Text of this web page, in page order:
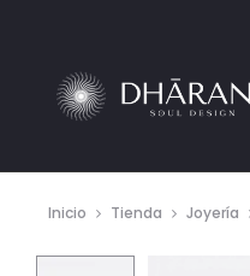
Inicio Tienda Joyería